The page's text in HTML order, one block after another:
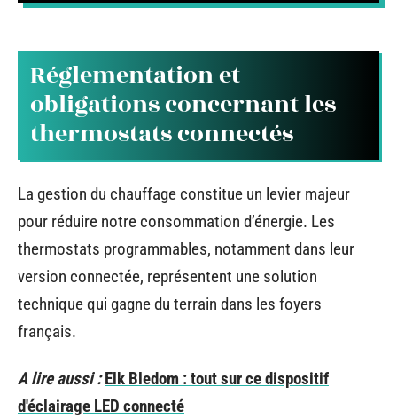
Réglementation et
obligations concernant les
thermostats connectés
La gestion du chauffage constitue un levier majeur
pour réduire notre consommation d’énergie. Les
thermostats programmables, notamment dans leur
version connectée, représentent une solution
technique qui gagne du terrain dans les foyers
français.
A lire aussi : Elk Bledom : tout sur ce dispositif
d'éclairage LED connecté